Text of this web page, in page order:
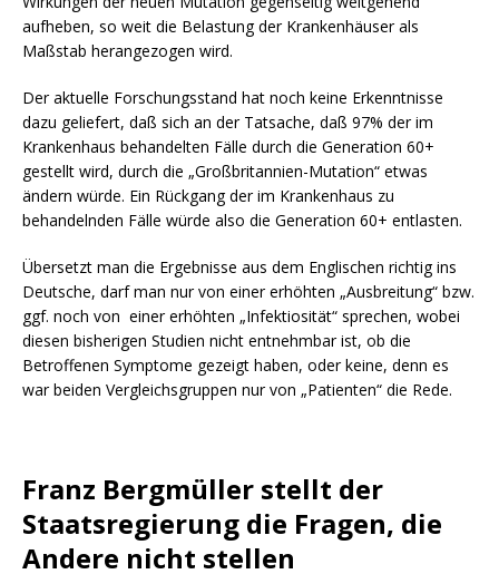
aufheben, so weit die Belastung der Krankenhäuser als
Maßstab herangezogen wird.
Der aktuelle Forschungsstand hat noch keine Erkenntnisse
dazu geliefert, daß sich an der Tatsache, daß 97% der im
Krankenhaus behandelten Fälle durch die Generation 60+
gestellt wird, durch die „Großbritannien-Mutation“ etwas
ändern würde. Ein Rückgang der im Krankenhaus zu
behandelnden Fälle würde also die Generation 60+ entlasten.
Übersetzt man die Ergebnisse aus dem Englischen richtig ins
Deutsche, darf man nur von einer erhöhten „Ausbreitung“ bzw.
ggf. noch von einer erhöhten „Infektiosität“ sprechen, wobei
diesen bisherigen Studien nicht entnehmbar ist, ob die
Betroffenen Symptome gezeigt haben, oder keine, denn es
war beiden Vergleichsgruppen nur von „Patienten“ die Rede.
Franz Bergmüller stellt der
Staatsregierung die Fragen, die
Andere nicht stellen